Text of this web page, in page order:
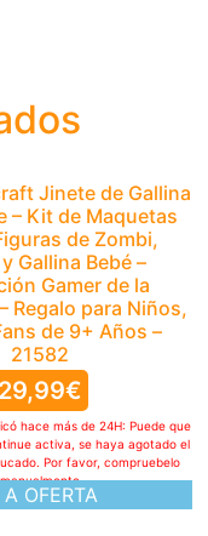
Jinete de Gallina
– Kit de Maquetas
de Zombi,
Gallina Bebé –
Gamer de la
Regalo para Niños,
de 9+ Años –
21582
29,99€
A OFERTA
hace más de 24H: Puede que
activa, se haya agotado el
Por favor, compruebelo
manualmente